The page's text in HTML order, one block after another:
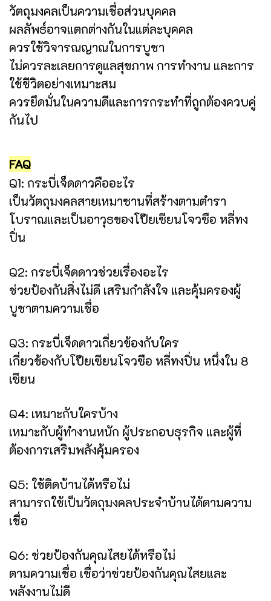
วัตถุมงคลเป็นความเชื่อส่วนบุคคล
ผลลัพธ์อาจแตกต่างกันในแต่ละบุคคล
ควรใช้วิจารณญาณในการบูชา
ไม่ควรละเลยการดูแลสุขภาพ การทำงาน และการ
ใช้ชีวิตอย่างเหมาะสม
ควรยึดมั่นในความดีและการกระทำที่ถูกต้องควบคู่
กันไป
FAQ
Q1: กระบี่เจ็ดดาวคืออะไร
เป็นวัตถุมงคลสายเหมาซานที่สร้างตามตำรา
โบราณและเป็นอาวุธของโป๊ยเซียนโจวซือ หลี่ทง
ปิ่น
Q2: กระบี่เจ็ดดาวช่วยเรื่องอะไร
ช่วยป้องกันสิ่งไม่ดี เสริมกำลังใจ และคุ้มครองผู้
บูชาตามความเชื่อ
Q3: กระบี่เจ็ดดาวเกี่ยวข้องกับใคร
เกี่ยวข้องกับโป๊ยเซียนโจวซือ หลี่ทงปิ่น หนึ่งใน 8
เซียน
Q4: เหมาะกับใครบ้าง
เหมาะกับผู้ทำงานหนัก ผู้ประกอบธุรกิจ และผู้ที่
ต้องการเสริมพลังคุ้มครอง
Q5: ใช้ติดบ้านได้หรือไม่
สามารถใช้เป็นวัตถุมงคลประจำบ้านได้ตามความ
เชื่อ
Q6: ช่วยป้องกันคุณไสยได้หรือไม่
ตามความเชื่อ เชื่อว่าช่วยป้องกันคุณไสยและ
พลังงานไม่ดี